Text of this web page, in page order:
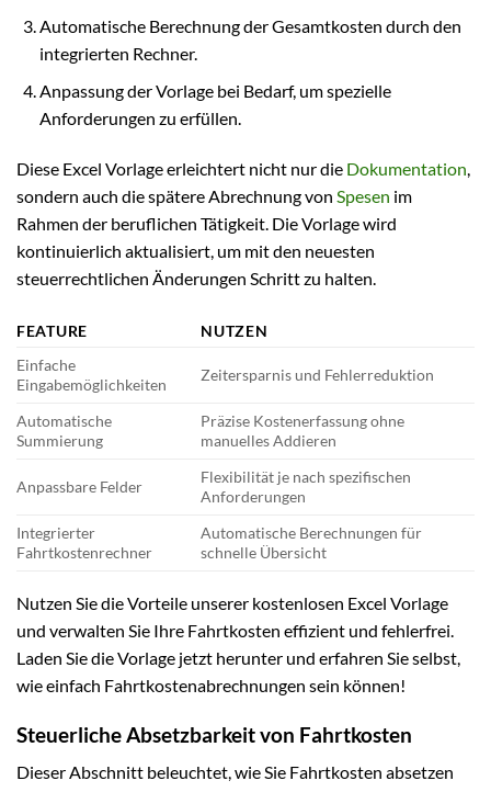
Automatische Berechnung der Gesamtkosten durch den
integrierten Rechner.
Anpassung der Vorlage bei Bedarf, um spezielle
Anforderungen zu erfüllen.
Diese Excel Vorlage erleichtert nicht nur die Dokumentation,
sondern auch die spätere Abrechnung von Spesen im
Rahmen der beruflichen Tätigkeit. Die Vorlage wird
kontinuierlich aktualisiert, um mit den neuesten
steuerrechtlichen Änderungen Schritt zu halten.
FEATURE
NUTZEN
Einfache
Eingabemöglichkeiten
Zeitersparnis und Fehlerreduktion
Automatische
Summierung
Präzise Kostenerfassung ohne
manuelles Addieren
Anpassbare Felder
Flexibilität je nach spezifischen
Anforderungen
Integrierter
Fahrtkostenrechner
Automatische Berechnungen für
schnelle Übersicht
Nutzen Sie die Vorteile unserer kostenlosen Excel Vorlage
und verwalten Sie Ihre Fahrtkosten effizient und fehlerfrei.
Laden Sie die Vorlage jetzt herunter und erfahren Sie selbst,
wie einfach Fahrtkostenabrechnungen sein können!
Steuerliche Absetzbarkeit von Fahrtkosten
Dieser Abschnitt beleuchtet, wie Sie Fahrtkosten absetzen